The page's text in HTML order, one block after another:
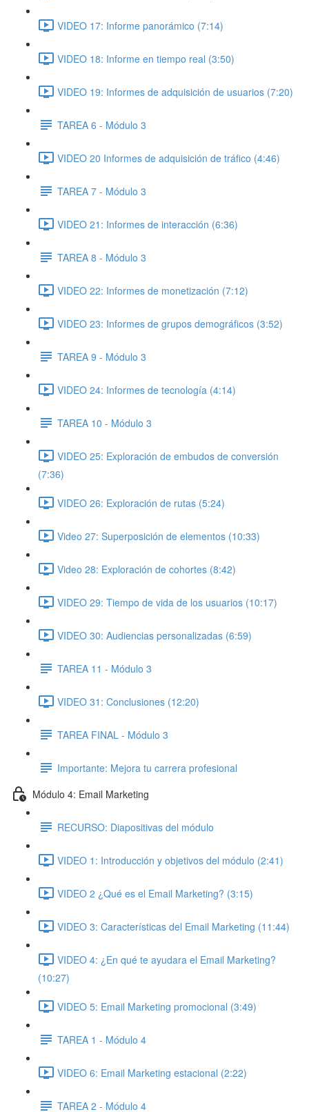
VIDEO 17: Informe panorámico (7:14)
VIDEO 18: Informe en tiempo real (3:50)
VIDEO 19: Informes de adquisición de usuarios (7:20)
TAREA 6 - Módulo 3
VIDEO 20 Informes de adquisición de tráfico (4:46)
TAREA 7 - Módulo 3
VIDEO 21: Informes de interacción (6:36)
TAREA 8 - Módulo 3
VIDEO 22: Informes de monetización (7:12)
VIDEO 23: Informes de grupos demográficos (3:52)
TAREA 9 - Módulo 3
VIDEO 24: Informes de tecnología (4:14)
TAREA 10 - Módulo 3
VIDEO 25: Exploración de embudos de conversión
(7:36)
VIDEO 26: Exploración de rutas (5:24)
Video 27: Superposición de elementos (10:33)
Video 28: Exploración de cohortes (8:42)
VIDEO 29: Tiempo de vida de los usuarios (10:17)
VIDEO 30: Audiencias personalizadas (6:59)
TAREA 11 - Módulo 3
VIDEO 31: Conclusiones (12:20)
TAREA FINAL - Módulo 3
Importante: Mejora tu carrera profesional
Módulo 4: Email Marketing
RECURSO: Diapositivas del módulo
VIDEO 1: Introducción y objetivos del módulo (2:41)
VIDEO 2 ¿Qué es el Email Marketing? (3:15)
VIDEO 3: Características del Email Marketing (11:44)
VIDEO 4: ¿En qué te ayudara el Email Marketing?
(10:27)
VIDEO 5: Email Marketing promocional (3:49)
TAREA 1 - Módulo 4
VIDEO 6: Email Marketing estacional (2:22)
TAREA 2 - Módulo 4